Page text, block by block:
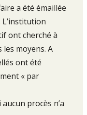
a été émaillée
ont cherché à
moyens. A
ont été
« par
procès n’a